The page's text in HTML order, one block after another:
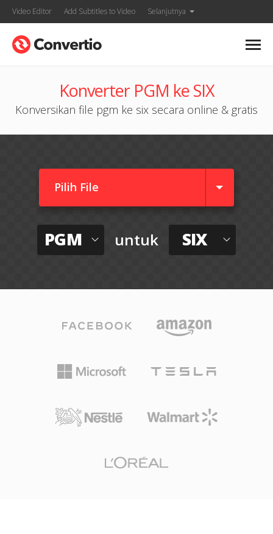
Video Editor Add Subtitles to Video Selanjutnya
Konverter PGM ke SIX
Konversikan file pgm ke six secara online & gratis
Pilih File
PGM untuk SIX